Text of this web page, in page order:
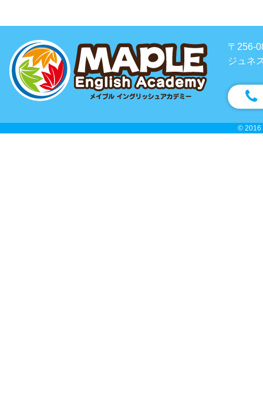
〒256-
ジュネ
© 2016